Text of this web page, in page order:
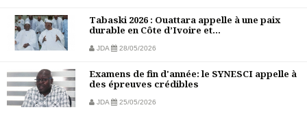
Tabaski 2026 : Ouattara appelle à une paix
durable en Côte d’Ivoire et...
JDA 28/05/2026
Examens de fin d'année: le SYNESCI appelle à
des épreuves crédibles
JDA 25/05/2026